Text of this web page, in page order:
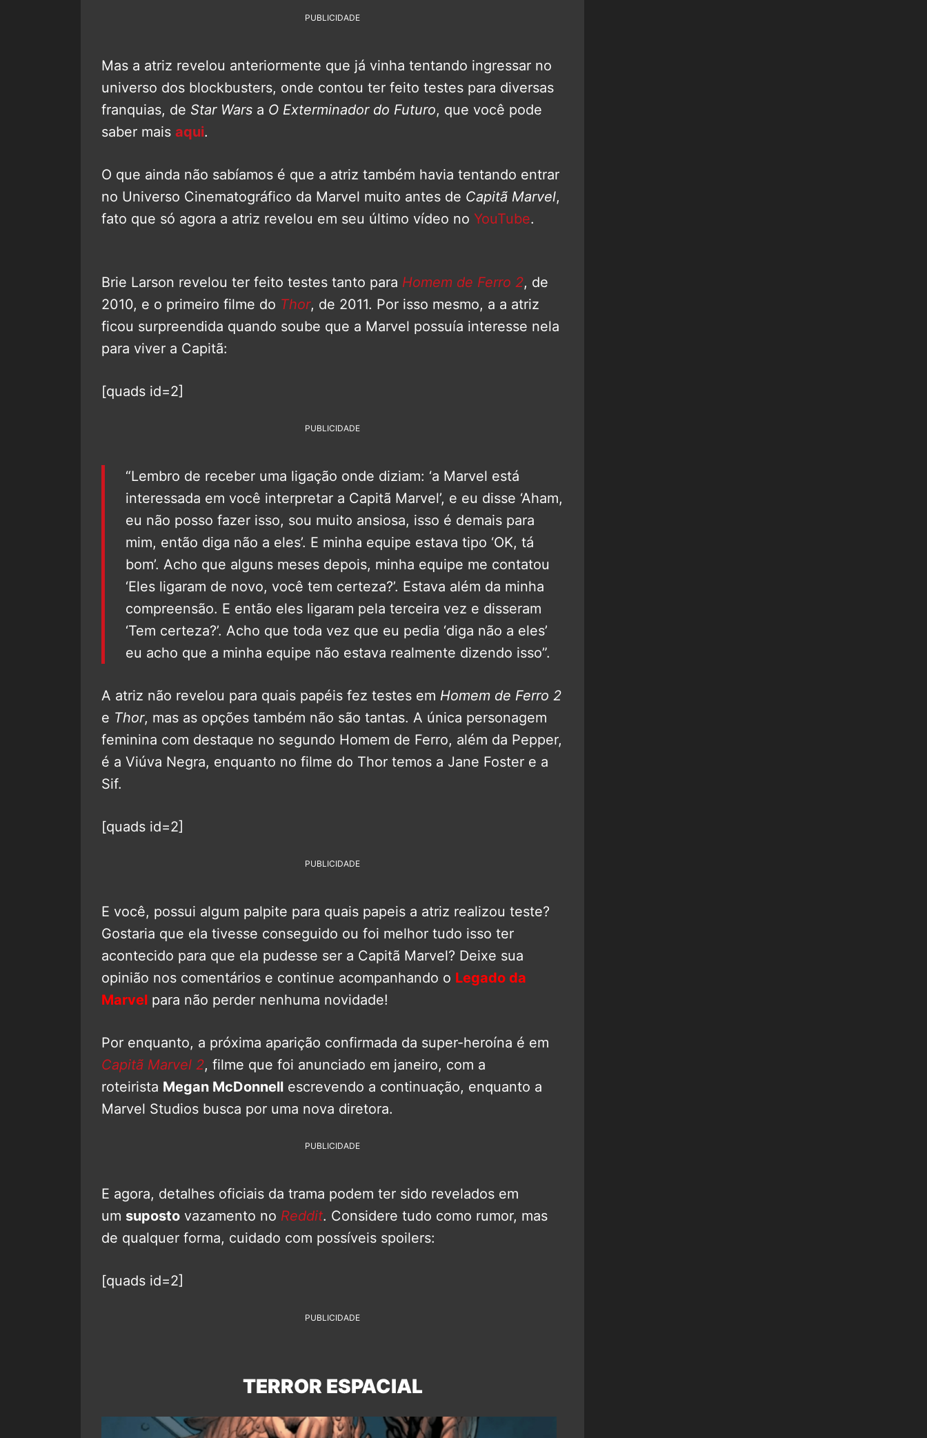
PUBLICIDADE
Mas a atriz revelou anteriormente que já vinha tentando ingressar no
universo dos blockbusters, onde contou ter feito testes para diversas
franquias, de Star Wars a O Exterminador do Futuro, que você pode
saber mais aqui.
O que ainda não sabíamos é que a atriz também havia tentando entrar
no Universo Cinematográfico da Marvel muito antes de Capitã Marvel,
fato que só agora a atriz revelou em seu último vídeo no YouTube.
Brie Larson revelou ter feito testes tanto para Homem de Ferro 2, de
2010, e o primeiro filme do Thor, de 2011. Por isso mesmo, a a atriz
ficou surpreendida quando soube que a Marvel possuía interesse nela
para viver a Capitã:
[quads id=2]
PUBLICIDADE
“Lembro de receber uma ligação onde diziam: ‘a Marvel está
interessada em você interpretar a Capitã Marvel’, e eu disse ‘Aham,
eu não posso fazer isso, sou muito ansiosa, isso é demais para
mim, então diga não a eles’. E minha equipe estava tipo ‘OK, tá
bom’. Acho que alguns meses depois, minha equipe me contatou
‘Eles ligaram de novo, você tem certeza?’. Estava além da minha
compreensão. E então eles ligaram pela terceira vez e disseram
‘Tem certeza?’. Acho que toda vez que eu pedia ‘diga não a eles’
eu acho que a minha equipe não estava realmente dizendo isso”.
A atriz não revelou para quais papéis fez testes em Homem de Ferro 2
e Thor, mas as opções também não são tantas. A única personagem
feminina com destaque no segundo Homem de Ferro, além da Pepper,
é a Viúva Negra, enquanto no filme do Thor temos a Jane Foster e a
Sif.
[quads id=2]
PUBLICIDADE
E você, possui algum palpite para quais papeis a atriz realizou teste?
Gostaria que ela tivesse conseguido ou foi melhor tudo isso ter
acontecido para que ela pudesse ser a Capitã Marvel? Deixe sua
opinião nos comentários e continue acompanhando o Legado da
Marvel para não perder nenhuma novidade!
Por enquanto, a próxima aparição confirmada da super-heroína é em
Capitã Marvel 2, filme que foi anunciado em janeiro, com a
roteirista Megan McDonnell escrevendo a continuação, enquanto a
Marvel Studios busca por uma nova diretora.
PUBLICIDADE
E agora, detalhes oficiais da trama podem ter sido revelados em
um suposto vazamento no Reddit. Considere tudo como rumor, mas
de qualquer forma, cuidado com possíveis spoilers:
[quads id=2]
PUBLICIDADE
TERROR ESPACIAL